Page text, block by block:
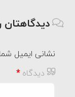
دیدگاهتان
نشانی ایمیل
دیدگاه*